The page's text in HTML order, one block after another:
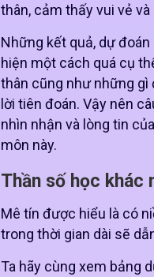
thân, cảm thấy vui vẻ và
Những kết quả, dự
hiện một cách quá cụ
thân cũng như những
lời tiên đoán. Vậy nên
nhìn nhận và lòng tin
môn này.
Thần số học khác
Mê tín được hiểu là có
trong thời gian dài sẽ
Ta hãy cùng xem bảng